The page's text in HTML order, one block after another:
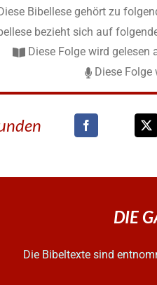
Bibellese gehört zu
bezieht sich auf
Diese Folge wird gelesen
Diese
DIE
Die Bibeltexte sind